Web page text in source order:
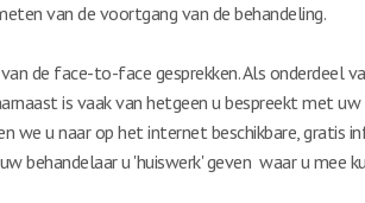
van de voortgang van de behandeling.
de face-to-face gesprekken. Als onderdeel
is vaak van hetgeen u bespreekt met
we u naar op het internet beschikbare, gratis
behandelaar u 'huiswerk' geven waar u mee